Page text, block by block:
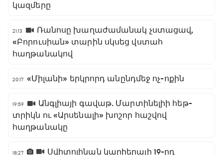
կազմերը
21:13
Ռանոսը խաղաժամանակ չստացավ,
«Բորուսիան» տարին սկսեց վստահ
հաղթանակով
20:17 «Միլանի» երկրորդ անընդմեջ ոչ-ոքին
19:59
Անգլիայի գավաթ. Մարտինելիի հեթ-
տրիկն ու «Արսենալի» խոշոր հաշվով
հաղթանակը
18:27 Սվիտոլինան կարիերայի 19-րդ